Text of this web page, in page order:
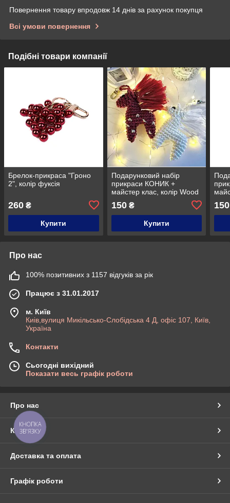
Повернення товару впродовж 14 днів за рахунок покупця
Всі умови повернення
Подібні товари компанії
Брелок-прикраса "Гроно
2", колір фуксія
260 ₴
Купити
Подарунковий набір
прикраси КОНИК +
майстер клас, колір Wood
150₴
Купити
150
Про нас
100% позитивних з 1157 відгуків за рік
Працює з 31.01.2017
м. Київ
Киів,вулиця Микільсько-Слобідська 4 Д, офіс 107, Київ,
Україна
Контакти
Сьогодні вихідний
Показати весь графік роботи
Про нас
Контакти
Доставка та оплата
Графік роботи
КНОПКА
ЗВ'ЯЗКУ